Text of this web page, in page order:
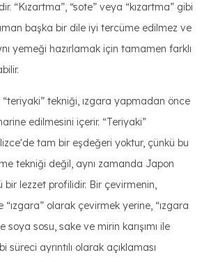
“Kızartma”, “sote” veya “kızartma” gibi
başka bir dile iyi tercüme edilmez ve
yemeği hazırlamak için tamamen farklı
tekniği, ızgara yapmadan önce
edilmesini içerir. “Teriyaki”
tam bir eşdeğeri yoktur, çünkü bu
tekniği değil, aynı zamanda Japon
bir lezzet profilidir. Bir çevirmenin,
olarak çevirmek yerine, “ızgara
sosu, sake ve mirin karışımı ile
süreci ayrıntılı olarak açıklaması